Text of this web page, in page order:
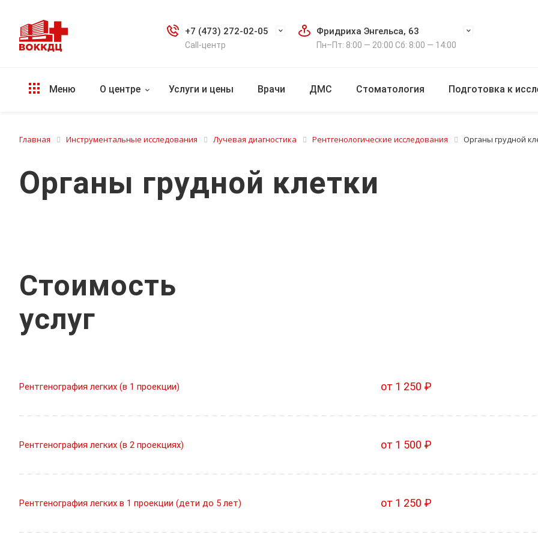
+7 (473) 272-02-05
Call-центр
Фридриха Энгельса, 63
Пн–Пт: 8:00 — 20:00 Сб: 8:00 — 14:00
Меню О центре Услуги и цены Врачи ДМС Стоматология Подготовка к
Главная Инструментальные исследования Лучевая диагностика Рентгенологические исследования Органы грудной
Органы грудной клетки
Стоимость
услуг
Рентгенография легких (в 1 проекции) от 1 250 ₽
Рентгенография легких (в 2 проекциях) от 1 500 ₽
Рентгенография легких в 1 проекции (дети до 5 лет) от 1 250 ₽